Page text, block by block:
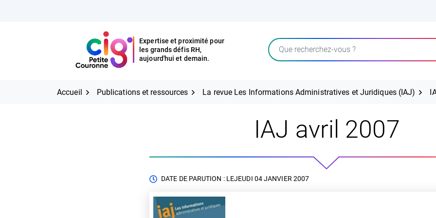
CIG Petite Couronne
Expertise et proximité pour
les grands défis RH,
aujourd'hui et demain.
Rechercher
CIG Petite Couronne
Expertise et proximité pour
les grands défis RH,
aujourd'hui et demain.
Accueil Publications et ressources La revue Les Informations Administratives et Juridiques (IAJ)
IAJ avril 2007
DATE DE PARUTION : LEJEUDI 04 JANVIER 2007